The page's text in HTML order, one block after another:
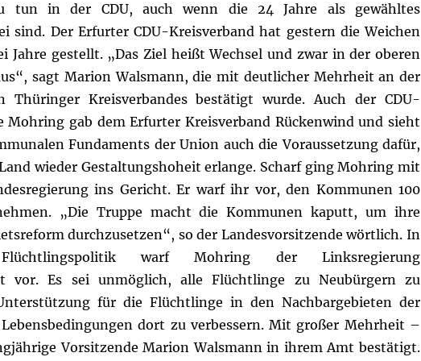
tun in der CDU, auch wenn die 24 Jahre als gewähltes
sind. Der Erfurter CDU-Kreisverband hat gestern die Weichen
Jahre gestellt. „Das Ziel heißt Wechsel und zwar in der oberen
sagt Marion Walsmann, die mit deutlicher Mehrheit an der
Thüringer Kreisverbandes bestätigt wurde. Auch der CDU-
Mohring gab dem Erfurter Kreisverband Rückenwind und sieht
Fundaments der Union auch die Voraussetzung dafür,
wieder Gestaltungshoheit erlange. Scharf ging Mohring mit
ins Gericht.Er warf ihr vor, den Kommunen 100
„Die Truppe macht die Kommunen kaputt, um ihre
durchzusetzen“, so der Landesvorsitzende wörtlich. In
warf Mohring der Linksregierung
vor. Es sei unmöglich, alle Flüchtlinge zu Neubürgern zu
für die Flüchtlinge in den Nachbargebieten der
dort zu verbessern.Mit großer Mehrheit –
Vorsitzende Marion Walsmann in ihrem Amt bestätigt.